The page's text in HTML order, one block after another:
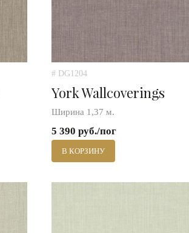
# DG1204
York Wallcoverings
Ширина 1,37 м.
5 390 руб./пог
В КОРЗИНУ